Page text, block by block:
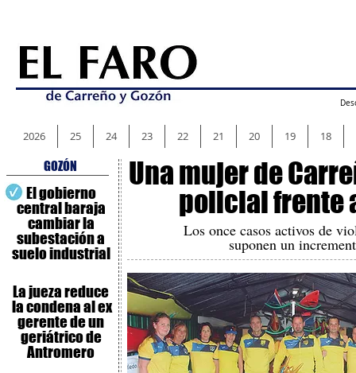
GOZÓN
El gobierno
central baraja
cambiar la
subestación a
suelo industrial
La jueza reduce
la condena al ex
gerente de un
geriátrico de
Antromero
Una mujer de
policial frente
Los once casos activos de
suponen un
2026 25 24 23 22 21 20 19 18